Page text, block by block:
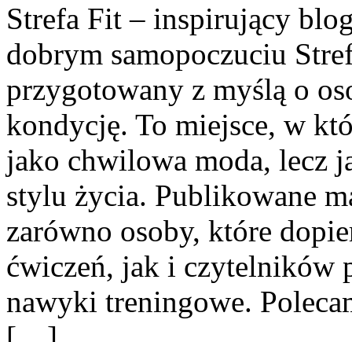
Strefa Fit – inspirujący
dobrym samopoczuciu
przygotowany z myślą o
kondycję. To miejsce, w
jako chwilowa moda, lecz
stylu życia. Publikowane
zarówno osoby, które
ćwiczeń, jak i czytelników
nawyki treningowe.